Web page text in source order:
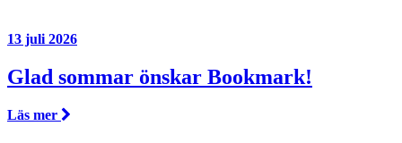
13 juli 2026
Glad sommar önskar Bookmark!
Läs mer